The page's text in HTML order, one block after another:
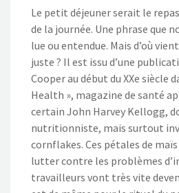
Le petit déjeuner serait le
de la journée. Une phrase que
lue ou entendue. Mais d’où
juste ? Il est issu d’une
Cooper au début du XXe siècle
Health », magazine de santé
certain John Harvey Kellogg,
nutritionniste, mais surtout
cornflakes. Ces pétales de
lutter contre les problèmes
travailleurs vont très vite